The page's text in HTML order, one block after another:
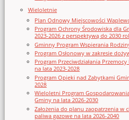
Wieloletnie
Plan Odnowy Miejscowości
Program Ochrony Środowiska dla
2023-2026 z perspektywą do 2030
Gminny Program Wspierania
Program Osłonowy w zakresie
Program Przeciwdziałania
na lata 2023-2028
Program Opieki nad Zabytkami
2028
Wieloletni Program
Gminy na lata 2026-2030
Założenia do planu zaopatrzenia w
paliwa gazowe na lata 2026-2040